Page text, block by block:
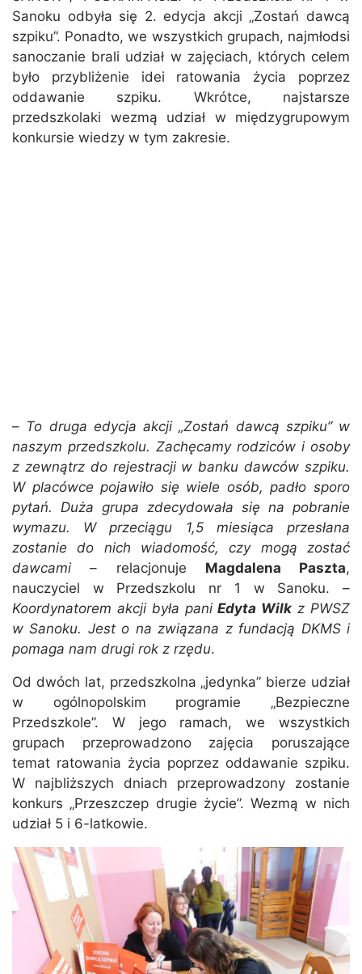
Sanoku odbyła się 2. edycja akcji „Zostań dawcą
szpiku”. Ponadto, we wszystkich grupach, najmłodsi
sanoczanie brali udział w zajęciach, których celem
było przybliżenie idei ratowania życia poprzez
oddawanie szpiku. Wkrótce, najstarsze
przedszkolaki wezmą udział w międzygrupowym
konkursie wiedzy w tym zakresie.
– To druga edycja akcji „Zostań dawcą szpiku” w
naszym przedszkolu. Zachęcamy rodziców i osoby
z zewnątrz do rejestracji w banku dawców szpiku.
W placówce pojawiło się wiele osób, padło sporo
pytań. Duża grupa zdecydowała się na pobranie
wymazu. W przeciągu 1,5 miesiąca przesłana
zostanie do nich wiadomość, czy mogą zostać
dawcami – relacjonuje Magdalena Paszta,
nauczyciel w Przedszkolu nr 1 w Sanoku. –
Koordynatorem akcji była paniEdyta Wilk z PWSZ
w Sanoku. Jest o na związana z fundacją DKMS i
pomaga nam drugi rok z rzędu.
Od dwóch lat, przedszkolna „jedynka” bierze udział
w ogólnopolskim programie „Bezpieczne
Przedszkole”. W jego ramach, we wszystkich
grupach przeprowadzono zajęcia poruszające
temat ratowania życia poprzez oddawanie szpiku.
W najbliższych dniach przeprowadzony zostanie
konkurs „Przeszczep drugie życie”. Wezmą w nich
udział 5 i 6-latkowie.